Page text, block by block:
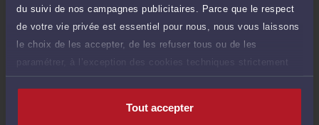
du suivi de nos campagnes publicitaires. Parce que le respect
de votre vie privée est essentiel pour nous, nous vous laissons
le choix de les accepter, de les refuser tous ou de les
paramétrer, à l’exception des cookies techniques strictement
nécessaires au fonctionnement du site.
Tout accepter
Payer des honoraires ou une facture
Vous souhaitez payer une facture ou des
honoraires à l’avocat par Carte Bancaire.
Payer